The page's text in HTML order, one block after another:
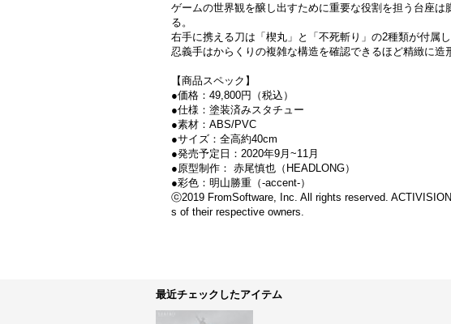
ゲームの世界観を醸し出すために重要な役割を担う台座
る。
右手に携える刀は「楔丸」と「不死斬り」の2種類が付属
忍義手はからくりの複雑な構造を確認できるほど精緻に造
【商品スペック】
●価格：49,800円（税込）
●仕様： 塗装済みスタチュー
●素材： ABS/PVC
●サイズ：全高約40cm
●発売予定日：2020年9月~11月
●原型制作： 赤尾慎也（HEADLONG）
●彩色： 明山勝重（-accent-）
ⓒ2019 FromSoftware, Inc. All rights reserved.
s of their respective owners.
最近チェックしたアイテム